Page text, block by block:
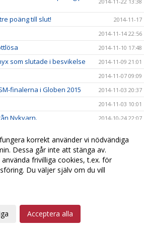
poäng till slut! 2014-11-17
2014-11-14 22:56
2014-11-10 17:48
som slutade i besvikelse 2014-11-09 21:01
2014-11-07 09:09
finalerna i Globen 2015 2014-11-03 20:37
2014-11-03 10:01
Nykvarn. 2014-10-24 22:07
2014-10-23 13:34
mot Kais Mora 2014-10-21 10:20
2014-10-19 11:33
!
korrekt använder vi nödvändiga
Dessa går inte att stänga av.
frivilliga cookies, t.ex. för
Du väljer själv om du vill
Acceptera alla